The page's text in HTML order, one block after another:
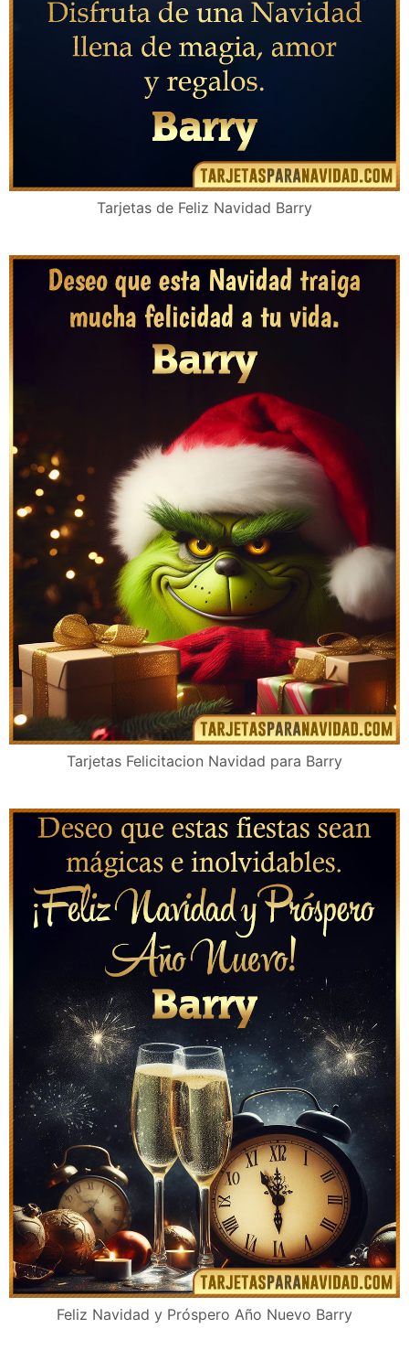
Tarjetas de Feliz Navidad Barry
Tarjetas Felicitacion Navidad para Barry
Feliz Navidad y Próspero Año Nuevo Barry